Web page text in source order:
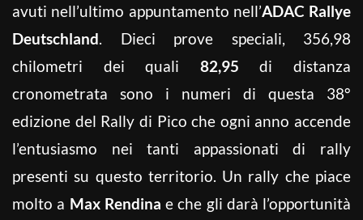
avuti nell’ultimo appuntamento nell’ADAC Rallye
Deutschland. Dieci prove speciali, 356,98
chilometri dei quali 82,95 di distanza
cronometrata sono i numeri di questa 38°
edizione del Rally di Pico che ogni anno accende
l’entusiasmo nei tanti appassionati di rally
presenti su questo territorio. Un rally che piace
molto a Max Rendina e che gli darà l’opportunità